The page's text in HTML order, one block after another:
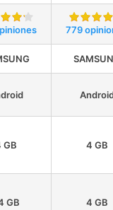
779
GB 4 GB
GB 4 GB